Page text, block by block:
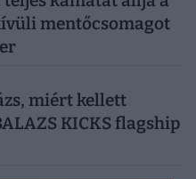
mentőcsomagot
miért kellett
KICKS flagship